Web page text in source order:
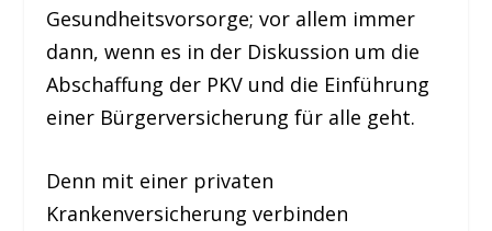
Gesundheitsvorsorge; vor allem immer
dann, wenn es in der Diskussion um die
Abschaffung der PKV und die Einführung
einer Bürgerversicherung für alle geht.
Denn mit einer privaten
Krankenversicherung verbinden